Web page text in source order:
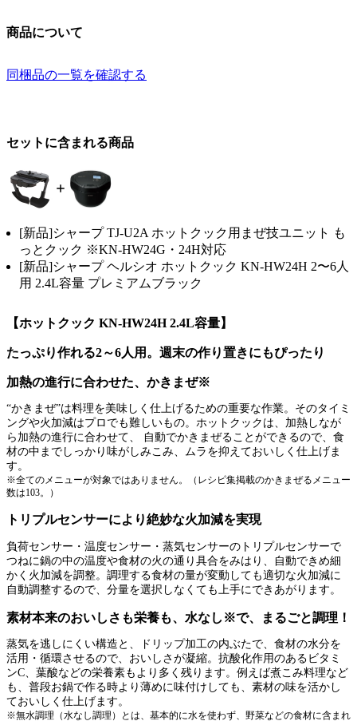
商品について
同梱品の一覧を確認する
セットに含まれる商品
[新品]シャープ TJ-U2A ホットクック用まぜ技ユニット も
っとクック ※KN-HW24G・24H対応
[新品]シャープ ヘルシオ ホットクック KN-HW24H 2〜6人
用 2.4L容量 プレミアムブラック
【ホットクック KN-HW24H 2.4L容量】
たっぷり作れる2～6人用。週末の作り置きにもぴったり
加熱の進行に合わせた、かきまぜ※
“かきまぜ”は料理を美味しく仕上げるための重要な作業。そのタイミ
ングや火加減はプロでも難しいもの。ホットクックは、加熱しなが
ら加熱の進行に合わせて、 自動でかきまぜることができるので、食
材の中までしっかり味がしみこみ、ムラを抑えておいしく仕上げま
す。
※全てのメニューが対象ではありません。（レシピ集掲載のかきまぜるメニュー
数は103。）
トリプルセンサーにより絶妙な火加減を実現
負荷センサー・温度センサー・蒸気センサーのトリプルセンサーで
つねに鍋の中の温度や食材の火の通り具合をみはり、自動できめ細
かく火加減を調整。調理する食材の量が変動しても適切な火加減に
自動調整するので、分量を選択しなくても上手にできあがります。
素材本来のおいしさも栄養も、水なし※で、まるごと調理！
蒸気を逃しにくい構造と、ドリップ加工の内ぶたで、食材の水分を
活用・循環させるので、おいしさが凝縮。抗酸化作用のあるビタミ
ンC、葉酸などの栄養素もより多く残ります。例えば煮こみ料理など
も、普段お鍋で作る時より薄めに味付けしても、素材の味を活かし
ておいしく仕上げます。
※無水調理（水なし調理）とは、基本的に水を使わず、野菜などの食材に含まれ